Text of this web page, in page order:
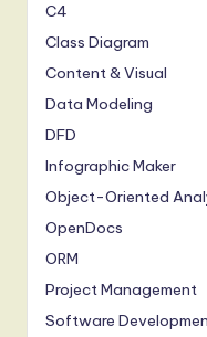
C4
Class Diagram
Content & Visual
Data Modeling
DFD
Infographic Maker
Object-Oriented
OpenDocs
ORM
Project Management
Software